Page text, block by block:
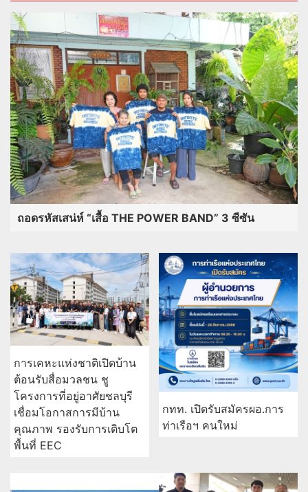
ถอดรหัสเสน่ห์ “เสื้อ THE POWER BAND” 3 ซีซัน
การเคหะแห่งชาติเปิดบ้าน
ต้อนรับสื่อมวลชน ชู
โครงการที่อยู่อาศัยชลบุรี
เชื่อมโอกาสการมีบ้าน
คุณภาพ รองรับการเติบโต
พื้นที่ EEC
กทท. เปิดรับสมัครผอ.การ
ท่าเรือฯ คนใหม่